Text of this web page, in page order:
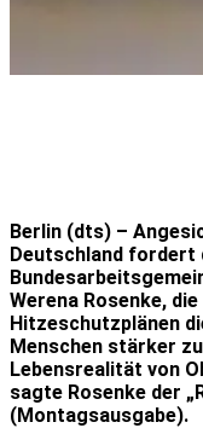
Berlin (dts) –
Deutschland fordert
Werena Rosenke,
Hitzeschutzplänen
Menschen stärker
Lebensrealität von
sagte Rosenke der
(Montagsausgabe).